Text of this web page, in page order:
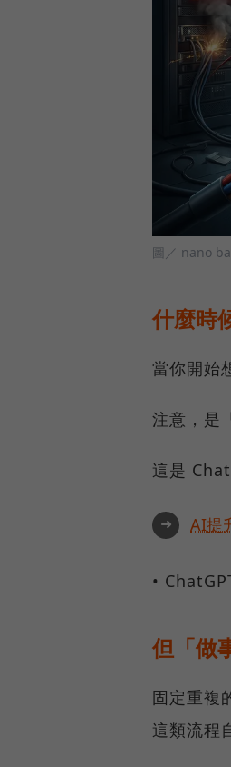
圖／ nano
什麼時
當你開始
注意，是
這是
➜ AI提
•
但「做
固定重複
這類流程